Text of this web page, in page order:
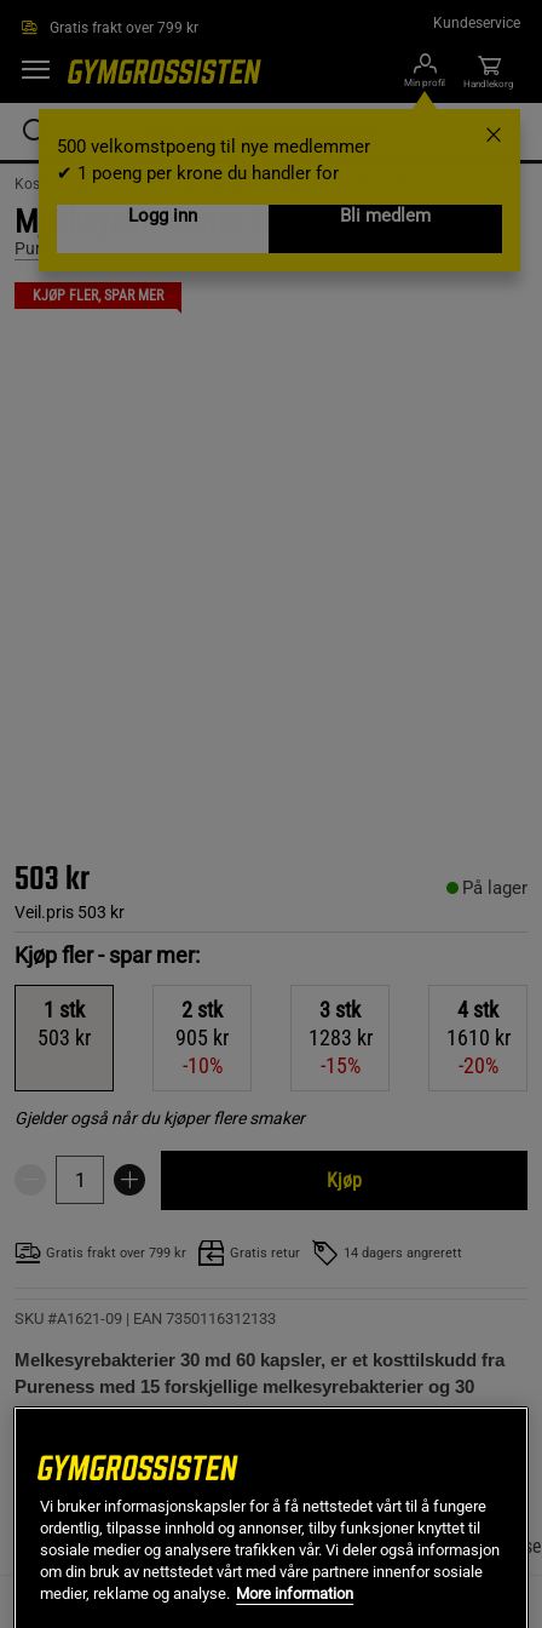
Gratis frakt over 799 kr Kundeservice
Min profil
500 velkomstpoeng til nye medlemmer
✔ 1 poeng per krone du handler for
Logg inn
Bli medlem
Handlekorg
Kosttilskudd / Vitaminer og mineraler /Prebiotika & Probiotika
Mjölksyrabakterier 30 md 60 kapslar
Pureness
KJØP FLER, SPAR MER
503 kr
Veil.pris 503 kr
På lager
Kjøp fler - spar mer:
1 stk
503 kr
2 stk
905 kr
-10%
3 stk
1283 kr
-15%
4 stk
1610 kr
-20%
Gjelder også når du kjøper flere smaker
Kjøp
Gratis frakt over 799 kr Gratis retur 14 dagers angrerett
SKU #A1621-09 | EAN 7350116312133
Melkesyrebakterier 30 md 60 kapsler, er et kosttilskudd fra
Pureness med 15 forskjellige melkesyrebakterier og 30
milliarder CFU per kapsel.
Les mer
Informasjon Anmeldelser Næringsinformasjon &
Vi bruker informasjonskapsler for å få nettstedet vårt til å fungere
ordentlig, tilpasse innhold og annonser, tilby funksjoner knyttet til
sosiale medier og analysere trafikken vår. Vi deler også informasjon
om din bruk av nettstedet vårt med våre partnere innenfor sosiale
medier, reklame og analyse. More information